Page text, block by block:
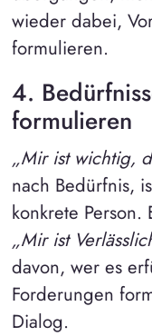
wieder dabei,
formulieren.
4.
formulieren
„Mir ist wichtig,
nach Bedürfnis,
konkrete Person.
„Mir ist
davon, wer es
Forderungen
Dialog.